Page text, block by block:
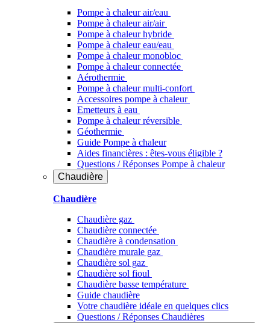
Pompe à chaleur air/eau
Pompe à chaleur air/air
Pompe à chaleur hybride
Pompe à chaleur​ eau/eau
Pompe à chaleur monobloc
Pompe à chaleur connectée
Aérothermie
Pompe à chaleur multi-confort
Accessoires pompe à chaleur
Emetteurs à eau
Pompe à chaleur réversible
Géothermie
Guide Pompe à chaleur
Aides financières : êtes-vous éligible ?
Questions / Réponses Pompe à chaleur
Chaudière
Chaudière
Chaudière gaz
Chaudière connectée
Chaudière à condensation
Chaudière murale gaz
Chaudière sol gaz
Chaudière sol fioul
Chaudière basse température
Guide chaudière
Votre chaudière idéale en quelques clics
Questions / Réponses Chaudières